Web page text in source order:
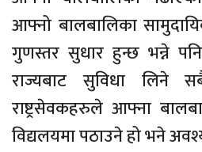
आफ्नो बालबालिका
गुणस्तर सुधार हुन्छ भन्ने
राज्यबाट सुविधा लिने
राष्ट्रसेवकहरुले आफ्ना
विद्यलयमा पठाउने हो भने